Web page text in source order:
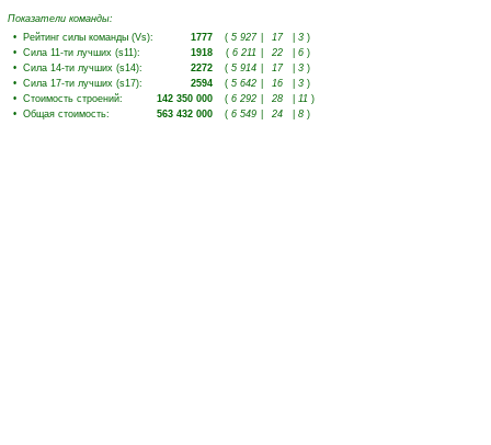
Показатели команды:
• Рейтинг силы команды (Vs): 1777 ( 5 927 17 3 )
• Сила 11-ти лучших (s11): 1918 ( 6 211 22 6 )
• Сила 14-ти лучших (s14): 2272 ( 5 914 17 3 )
• Сила 17-ти лучших (s17): 2594 ( 5 642 16 3 )
• Стоимость строений: 142 350 000 ( 6 292 28 11 )
• Общая стоимость: 563 432 000 ( 6 549 24 8 )